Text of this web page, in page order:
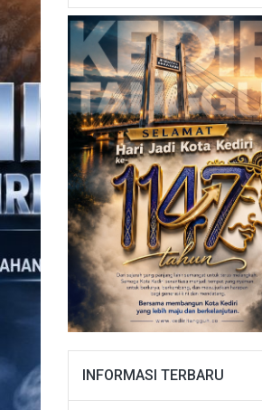
INFORMASI TERBARU